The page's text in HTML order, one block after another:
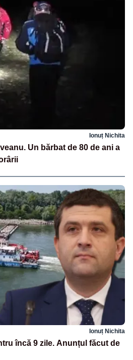
Ionuț Nichita
Un bărbat de 80 de ani a
Ionuț Nichita
încă 9 zile. Anunțul făcut de